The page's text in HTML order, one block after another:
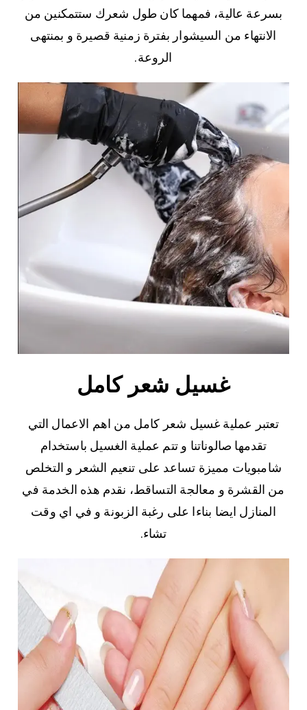
بسرعة عالية، فمهما كان طول شعرك ستتمكنين من
الانتهاء من السيشوار بفترة زمنية قصيرة و بمنتهى
الروعة.
غسيل شعر كامل
تعتبر عملية غسيل شعر كامل من اهم الاعمال التي
تقدمها صالوناتنا و تتم عملية الغسيل باستخدام
شامبويات مميزة تساعد على تنعيم الشعر و التخلص
من القشرة و معالجة التساقط، نقدم هذه الخدمة في
المنازل ايضا بناءا على رغبة الزبونة و في اي وقت
تشاء.